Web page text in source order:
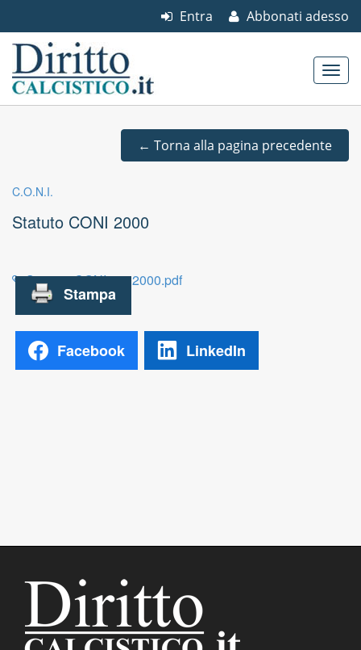
Abbonati adesso
Entra
← Torna alla pagina precedente
C.O.N.I.
Statuto CONI 2000
Stat%20CONI%202000.pdf
Facebook LinkedIn